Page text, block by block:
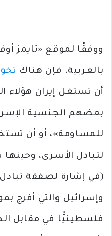
ووفقًا لموقع «تايمز
بالعربية، فإن هناك
أن تستغل إيران هؤلاء
بعضهم الجنسية
للمساومة»، أو أن
لتبادل الأسرى،
(في إشارة لصفقة
فلسطينيًّا في مقابل